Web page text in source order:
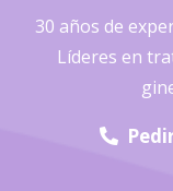
30 años de
Líderes en